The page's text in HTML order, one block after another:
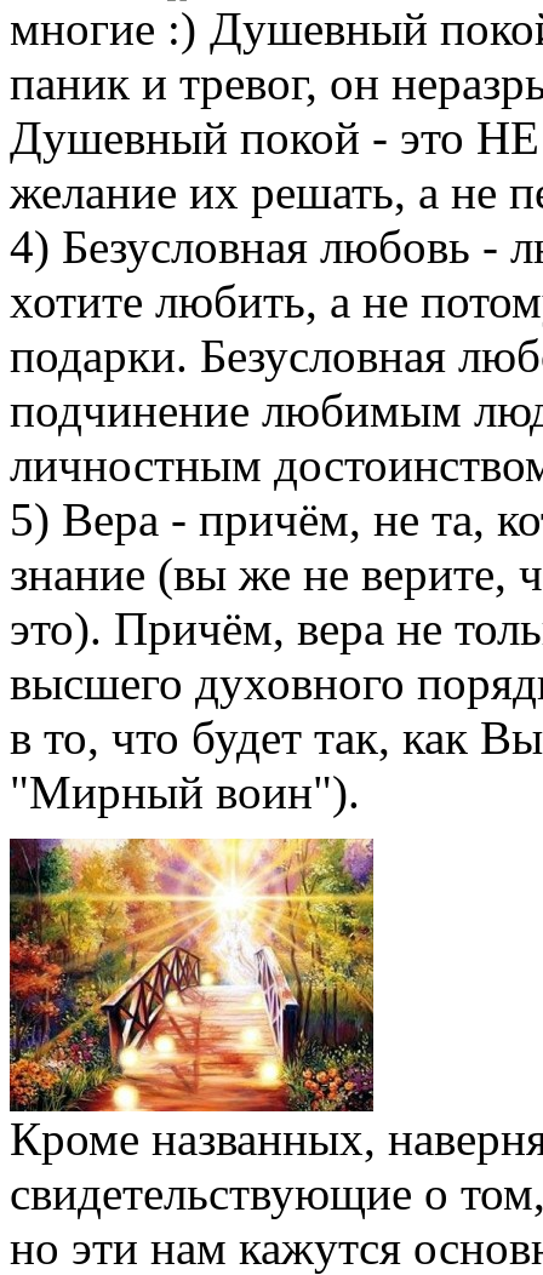
многие
Душевный
паник и тревог, он
Душевный покой - это НЕ
желание их решать, а не
4) Безусловная любовь -
хотите любить, а не
подарки. Безусловная
подчинение любимым
личностным
5) Вера - причём, не та,
знание (вы же не верите,
это). Причём, вера не
высшего духовного
в то, что будет так, как
"Мирный воин").
Кроме названных,
свидетельствующие о
но эти нам кажутся